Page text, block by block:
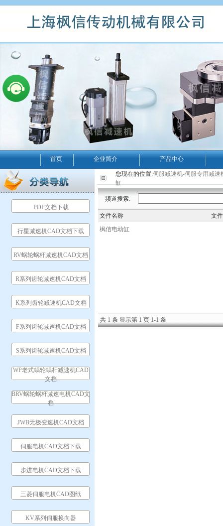
首页 企业简介 产品中心
PDF文档下载
行星减速机CAD文档下载
RV蜗轮蜗杆减速机CAD文档
R系列齿轮减速机CAD文档
K系列齿轮减速机CAD文档
F系列齿轮减速机CAD文档
S系列齿轮减速机CAD文档
WP老式蜗轮蜗杆减速机CAD
文档
BRV蜗轮蜗杆减速电机CAD文
档
JWB无极变速机CAD文档
伺服电机CAD文档下载
步进电机CAD文档下载
三菱伺服电机CAD图纸
KV系列伺服换向器
您现在的位置:伺服减速机-伺服专用减
缸
频道搜索:
文件名称
文
枫信电动缸
共 1 条 显示第 1 页 1-1 条